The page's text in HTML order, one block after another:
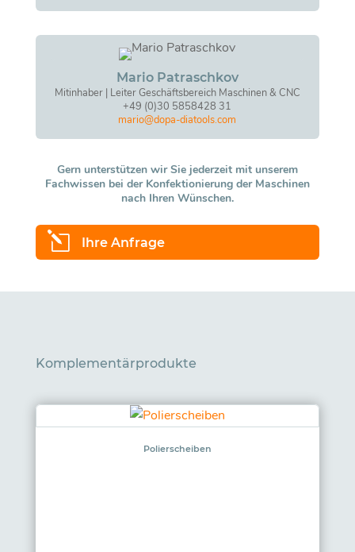
Mario Patraschkov
Mitinhaber | Leiter Geschäftsbereich Maschinen & CNC
+49 (0)30 5858428 31
mario@dopa-diatools.com
Gern unterstützen wir Sie jederzeit mit unserem
Fachwissen bei der Konfektionierung der Maschinen
nach Ihren Wünschen.
l Ihre Anfrage
Komplementärprodukte
Polierscheiben